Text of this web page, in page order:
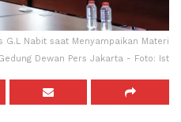
G.L Nabit saat Menyampaikan Materi
Dewan Pers Jakarta - Foto: Ist